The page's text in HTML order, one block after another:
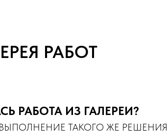
РАБОТ
РАБОТА ИЗ ГАЛЕРЕИ?
ТАКОГО ЖЕ РЕШЕНИЯ